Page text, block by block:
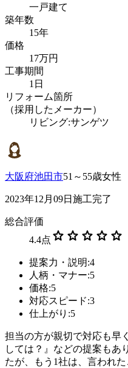
一戸建て
築年数
15年
価格
17万円
工事期間
1日
リフォーム箇所
（採用したメーカー）
リビング:サンゲツ
大阪府池田市51～55歳女性
2023年12月09日施工完了
総合評価
4.4点 star star star star star
提案力・説明:4
人柄・マナー:5
価格:5
対応スピード:3
仕上がり:5
担当の方が親切で対応も早
しては？』などの提案もあ
たが、もう1社は、言われ